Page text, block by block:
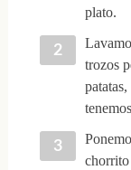
plato.
trozos
chorrito